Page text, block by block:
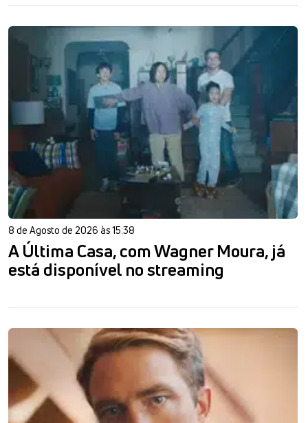
8 de Agosto de 2026 às 15:38
A Última Casa, com Wagner Moura, já
está disponível no streaming